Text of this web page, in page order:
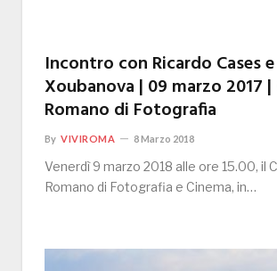
Incontro con Ricardo Cases
Xoubanova | 09 marzo 2017
Romano di Fotografia
By VIVIROMA 8 Marzo 2018
Venerdì 9 marzo 2018 alle ore 15.00, il
Romano di Fotografia e Cinema, in…